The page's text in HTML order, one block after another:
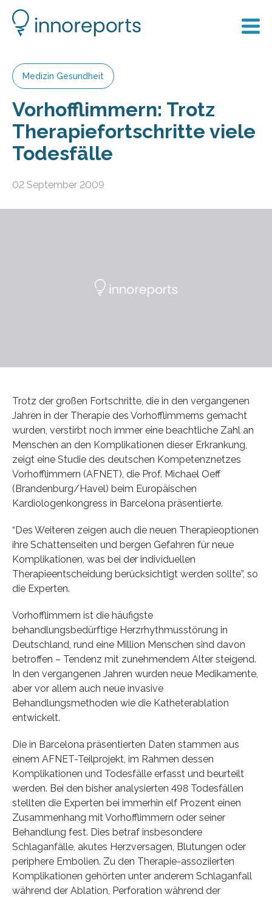
Medizin Gesundheit
Vorhofflimmern: Trotz
Therapiefortschritte viele
Todesfälle
02 September 2009
Trotz der großen Fortschritte, die in den vergangenen
Jahren in der Therapie des Vorhofflimmerns gemacht
wurden, verstirbt noch immer eine beachtliche Zahl an
Menschen an den Komplikationen dieser Erkrankung,
zeigt eine Studie des deutschen Kompetenznetzes
Vorhofflimmern (AFNET), die Prof. Michael Oeff
(Brandenburg/Havel) beim Europäischen
Kardiologenkongress in Barcelona präsentierte.
“Des Weiteren zeigen auch die neuen Therapieoptionen
ihre Schattenseiten und bergen Gefahren für neue
Komplikationen, was bei der individuellen
Therapieentscheidung berücksichtigt werden sollte”, so
die Experten.
Vorhofflimmern ist die häufigste
behandlungsbedürftige Herzrhythmusstörung in
Deutschland, rund eine Million Menschen sind davon
betroffen – Tendenz mit zunehmendem Alter steigend.
In den vergangenen Jahren wurden neue Medikamente,
aber vor allem auch neue invasive
Behandlungsmethoden wie die Katheterablation
entwickelt.
Die in Barcelona präsentierten Daten stammen aus
einem AFNET-Teilprojekt, im Rahmen dessen
Komplikationen und Todesfälle erfasst und beurteilt
werden. Bei den bisher analysierten 498 Todesfällen
stellten die Experten bei immerhin elf Prozent einen
Zusammenhang mit Vorhofflimmern oder seiner
Behandlung fest. Dies betraf insbesondere
Schlaganfälle, akutes Herzversagen, Blutungen oder
periphere Embolien. Zu den Therapie-assoziierten
Komplikationen gehörten unter anderem Schlaganfall
während der Ablation, Perforation während der